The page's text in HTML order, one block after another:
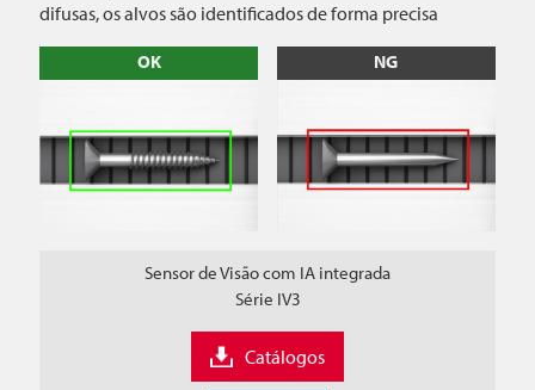
difusas, os alvos são identificados de forma precisa
OK NG
Sensor de Visão com IA integrada
Série IV3
Catálogos